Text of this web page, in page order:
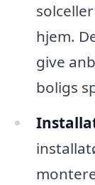
hjem.
give
boligs